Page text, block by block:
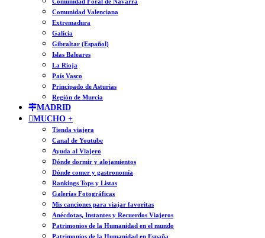
Comunidad Valenciana
Extremadura
Galicia
Gibraltar (Español)
Islas Baleares
La Rioja
País Vasco
Principado de Asturias
Región de Murcia
MADRID
MUCHO +
Tienda viajera
Canal de Youtube
Ayuda al Viajero
Dónde dormir y alojamientos
Dónde comer y gastronomía
Rankings Tops y Listas
Galerías Fotográficas
Mis canciones para viajar favoritas
Anécdotas, Instantes y Recuerdos Viajeros
Patrimonios de la Humanidad en el mundo
Patrimonios de la Humanidad en España